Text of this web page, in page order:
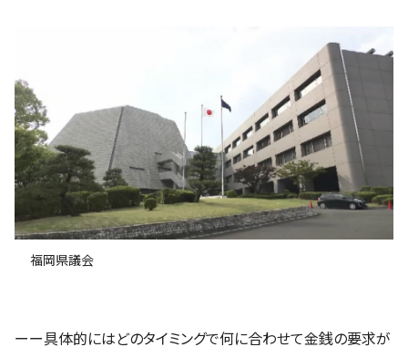
福岡県議会
ーー具体的にはどのタイミングで何に合わせて金銭の要求が